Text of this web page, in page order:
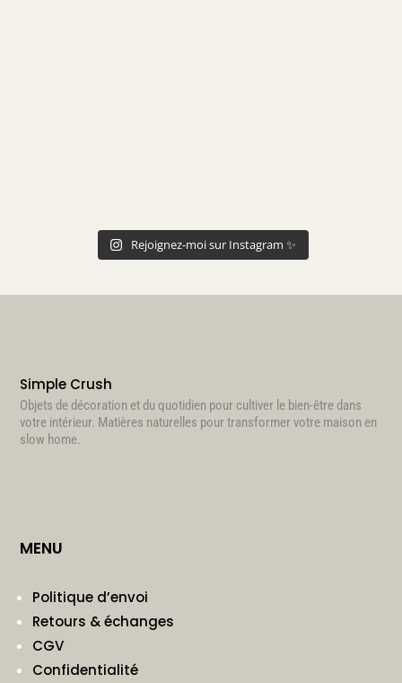
Rejoignez-moi sur Instagram ✨
Simple Crush
Objets de décoration et du quotidien pour cultiver le bien-être dans
votre intérieur. Matières naturelles pour transformer votre maison en
slow home.
MENU
Politique d’envoi
Retours & échanges
CGV
Confidentialité